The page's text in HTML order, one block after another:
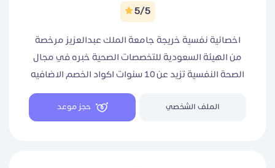
5/5
اخصائية نفسية خريجة جامعة الملك عبدالعزيز مرخصة
من الهيئة السعودية للتخصصات الصحية خبره في مجال
الصحة النفسية تزيد عن 10 سنوات اكواد الخصم الاضافيه
: للعملاء الجدد FAG .. للعملاء العائدين fatm1 معا نصنع
الامل لنعيش حياة اجمل ..الملف الشخصي حجز موعد